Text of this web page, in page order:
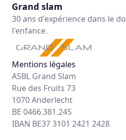
Grand slam
30 ans d'expérience dans le
l'enfance.
Mentions légales
ASBL Grand Slam
Rue des Fruits 73
1070 Anderlecht
BE 0466.381.245
IBAN BE37 3101 2421 2428